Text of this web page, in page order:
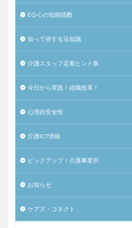
EQ 心の知能指数
知って得する豆知識
介護スタッフ定着ヒント集
今日から実践！組織改革！
心理的安全性
介護ICT情報
ピックアップ！介護事業所
お知らせ
ケアズ・コネクト